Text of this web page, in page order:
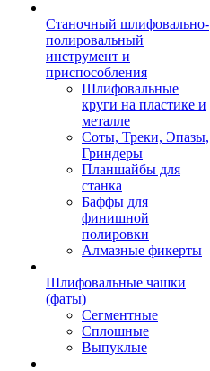
Станочный шлифовально-
полировальный
инструмент и
приспособления
Шлифовальные
круги на пластике и
металле
Соты, Треки, Эпазы,
Гриндеры
Планшайбы для
станка
Баффы для
финишной
полировки
Алмазные фикерты
Шлифовальные чашки
(фаты)
Сегментные
Сплошные
Выпуклые